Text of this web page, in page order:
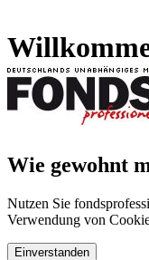
Wie gewohnt
Nutzen Sie
Verwendung von
Einverstanden